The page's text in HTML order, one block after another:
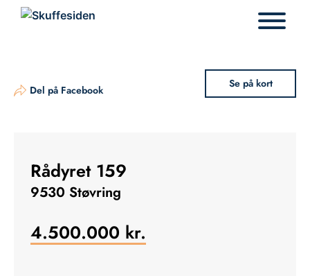
Del på Facebook Se på kort
Rådyret 159
9530 Støvring
4.500.000 kr.